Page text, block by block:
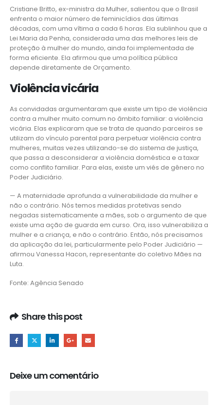
Cristiane Britto, ex-ministra da Mulher, salientou que o Brasil
enfrenta o maior número de feminicídios das últimas
décadas, com uma vítima a cada 6 horas. Ela sublinhou que a
Lei Maria da Penha, considerada uma das melhores leis de
proteção à mulher do mundo, ainda foi implementada de
forma eficiente. Ela afirmou que uma política pública
depende diretamente de Orçamento.
Violência vicária
As convidadas argumentaram que existe um tipo de violência
contra a mulher muito comum no âmbito familiar: a violência
vicária. Elas explicaram que se trata de quando parceiros se
utilizam do vínculo parental para perpetuar violência contra
mulheres, muitas vezes utilizando-se do sistema de justiça,
que passa a desconsiderar a violência doméstica e a taxar
como conflito familiar. Para elas, existe um viés de gênero no
Poder Judiciário.
— A maternidade aprofunda a vulnerabilidade da mulher e
não o contrário. Nós temos medidas protetivas sendo
negadas sistematicamente a mães, sob o argumento de que
existe uma ação de guarda em curso. Ora, isso vulnerabiliza a
mulher e a criança, e não o contrário. Então, nós precisamos
da aplicação da lei, particularmente pelo Poder Judiciário —
afirmou Vanessa Hacon, representante do coletivo Mães na
Luta.
Fonte: Agência Senado
Share this post
Deixe um comentário